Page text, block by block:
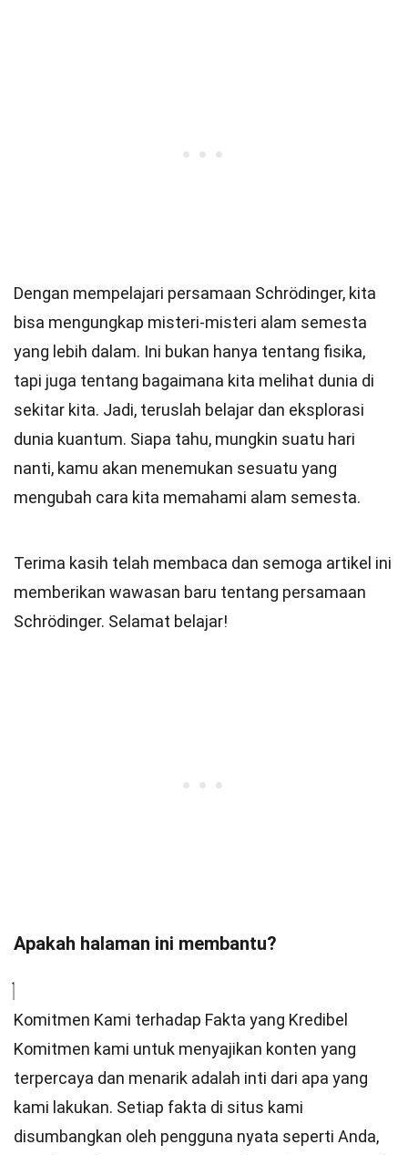
Dengan mempelajari persamaan Schrödinger, kita
bisa mengungkap misteri-misteri alam semesta
yang lebih dalam. Ini bukan hanya tentang fisika,
tapi juga tentang bagaimana kita melihat dunia di
sekitar kita. Jadi, teruslah belajar dan eksplorasi
dunia kuantum. Siapa tahu, mungkin suatu hari
nanti, kamu akan menemukan sesuatu yang
mengubah cara kita memahami alam semesta.
Terima kasih telah membaca dan semoga artikel ini
memberikan wawasan baru tentang persamaan
Schrödinger. Selamat belajar!
Apakah halaman ini membantu?
Komitmen Kami terhadap Fakta yang Kredibel
Komitmen kami untuk menyajikan konten yang
terpercaya dan menarik adalah inti dari apa yang
kami lakukan. Setiap fakta di situs kami
disumbangkan oleh pengguna nyata seperti Anda,